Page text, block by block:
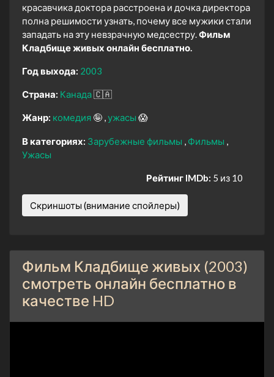
красавчика доктора расстроена и дочка директора
полна решимости узнать, почему все мужики стали
западать на эту невзрачную медсестру.Фильм
Кладбище живых онлайн бесплатно.
Год выхода: 2003
Страна: Канада🇨🇦
Жанр: комедия 🤪 ужасы 😱
В категориях: Зарубежные фильмы
Фильмы
Ужасы
Рейтинг IMDb: 5 из 10
Скриншоты (внимание спойлеры)
Фильм Кладбище живых (2003)
смотреть онлайн бесплатно в
качестве HD